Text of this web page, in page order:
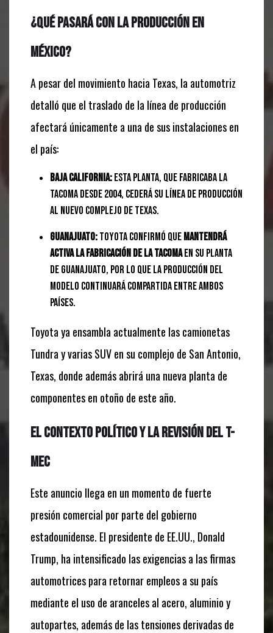
¿Qué pasará con la producción en
México?
A pesar del movimiento hacia Texas, la automotriz
detalló que el traslado de la línea de producción
afectará únicamente a una de sus instalaciones en
el país:
Baja California:Esta planta, que fabricaba la
Tacoma desde 2004, cederá su línea de producción
al nuevo complejo de Texas.
Guanajuato:Toyota confirmó quemantendrá
activa la fabricación de la Tacomaen su planta
de Guanajuato, por lo que la producción del
modelo continuará compartida entre ambos
países.
Toyota ya ensambla actualmente las camionetas
Tundra y varias SUV en su complejo de San Antonio,
Texas, donde además abrirá una nueva planta de
componentes en otoño de este año.
El contexto político y la revisión del T-
MEC
Este anuncio llega en un momento de fuerte
presión comercial por parte del gobierno
estadounidense. El presidente de EE.UU., Donald
Trump, ha intensificado las exigencias a las firmas
automotrices para retornar empleos a su país
mediante el uso de aranceles al acero, aluminio y
autopartes, además de las tensiones derivadas de